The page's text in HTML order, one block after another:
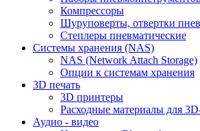
Компрессоры
Шуруповерты, отвертки
Степлеры пневматические
Cистемы хранения (NAS)
NAS (Network Attach Storage)
Опции к системам хранения
3D печать
3D принтеры
Расходные материалы для
Аудио - видео